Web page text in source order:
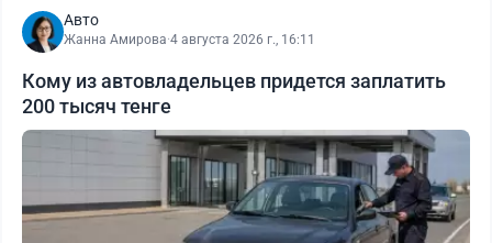
Авто
Жанна Амирова·4 августа 2026 г., 16:11
Кому из автовладельцев придется заплатить
200 тысяч тенге